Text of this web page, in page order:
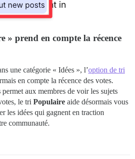
prend en compte la récence
une catégorie « Idées », l’option de tri
en compte la récence des votes.
permet aux membres de voir les sujets
le tri Populaire aide désormais vous
les idées qui gagnent en traction
communauté.